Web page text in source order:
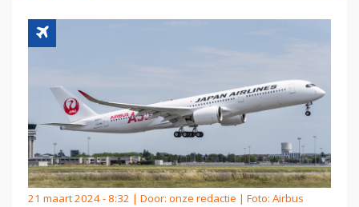
21 maart 2024 - 8:32 | Door: onze redactie | Foto: Airbus